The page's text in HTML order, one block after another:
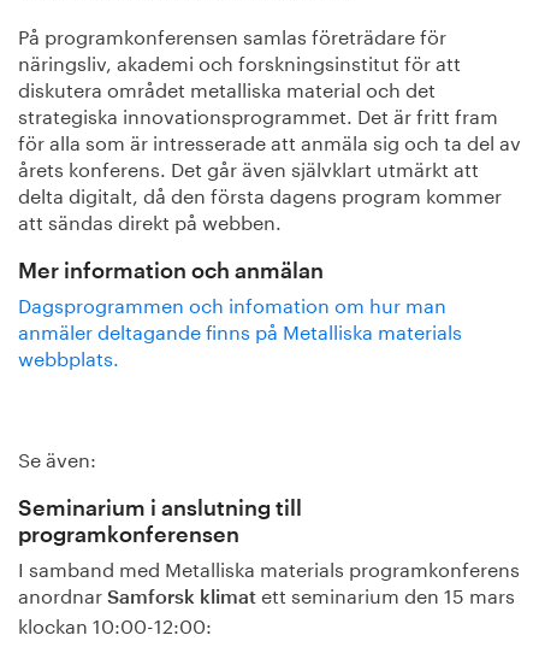
På programkonferensen samlas företrädare för
näringsliv, akademi och forskningsinstitut för att
diskutera området metalliska material och det
strategiska innovationsprogrammet. Det är fritt fram
för alla som är intresserade att anmäla sig och ta del av
årets konferens. Det går även självklart utmärkt att
delta digitalt, då den första dagens program kommer
att sändas direkt på webben.
Mer information och anmälan
Dagsprogrammen och infomation om hur man
anmäler deltagande finns på Metalliska materials
webbplats.
Se även:
Seminarium i anslutning till
programkonferensen
I samband med Metalliska materials programkonferens
anordnar Samforsk klimat ett seminarium den 15 mars
klockan 10:00-12:00: